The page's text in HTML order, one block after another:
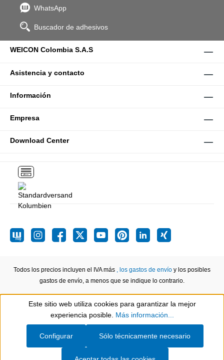
WhatsApp
Buscador de adhesivos
WEICON Colombia S.A.S
Asistencia y contacto
Información
Empresa
Download Center
Todos los precios incluyen el IVA más , los gastos de envío y los posibles
gastos de envío, a menos que se indique lo contrario.
Show toolbar
Este sitio web utiliza cookies para garantizar la mejor
experiencia posible. Más información...
Sólo técnicamente necesario
Configurar